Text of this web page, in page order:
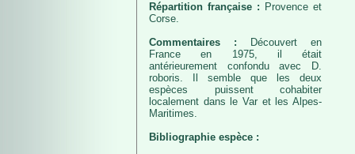
Répartition française : Provence et
Corse.
Commentaires :
Découvert en
France en 1975, il était
antérieurement confondu avec D.
roboris. Il semble que les deux
espèces puissent cohabiter
localement dans le Var et les Alpes-
Maritimes.
Bibliographie espèce :